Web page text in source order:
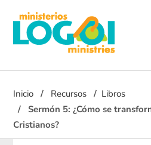
Inicio Recursos
Libros
Sermón 5: ¿Cómo se
Cristianos?